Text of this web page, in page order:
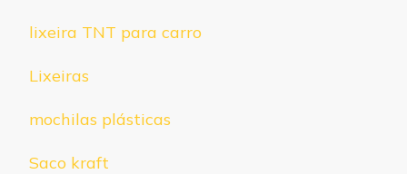
lixeira TNT para carro
Lixeiras
mochilas plásticas
Saco kraft